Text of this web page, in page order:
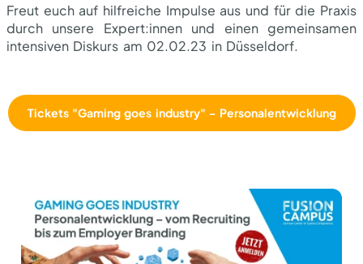
Freut euch auf hilfreiche Impulse aus und für die Praxis
durch unsere Expert:innen und einen gemeinsamen
intensiven Diskurs am 02.02.23 in Düsseldorf.
Tickets "Gaming goes industry" - Personalentwicklung